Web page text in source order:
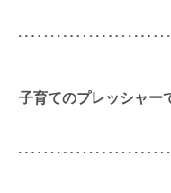
子育てのプレッシャー